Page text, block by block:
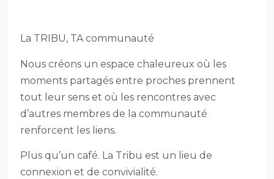
La TRIBU, TA communauté
Nous créons un espace chaleureux où les
moments partagés entre proches prennent
tout leur sens et où les rencontres avec
d’autres membres de la communauté
renforcent les liens.
Plus qu’un café. La Tribu est un lieu de
connexion et de convivialité.